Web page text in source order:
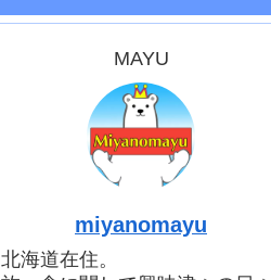
MAYU
miyanomayu
北海道在住。